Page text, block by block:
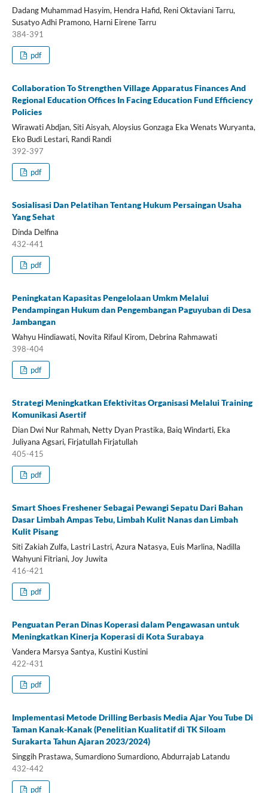
Dadang Muhammad Hasyim, Hendra Hafid, Reni Oktaviani Tarru,
Susatyo Adhi Pramono, Harni Eirene Tarru
384-391
pdf
Collaboration To Strengthen Village Apparatus Finances And
Regional Education Offices In Facing Education Fund Efficiency
Policies
Wirawati Abdjan, Siti Aisyah, Aloysius Gonzaga Eka Wenats Wuryanta,
Eko Budi Lestari, Randi Randi
392-397
pdf
Sosialisasi Dan Pelatihan Tentang Hukum Persaingan Usaha
Yang Sehat
Dinda Delfina
432-441
pdf
Peningkatan Kapasitas Pengelolaan Umkm Melalui
Pendampingan Hukum dan Pengembangan Paguyuban di Desa
Jambangan
Wahyu Hindiawati, Novita Rifaul Kirom, Debrina Rahmawati
398-404
pdf
Strategi Meningkatkan Efektivitas Organisasi Melalui Training
Komunikasi Asertif
Dian Dwi Nur Rahmah, Netty Dyan Prastika, Baiq Windarti, Eka
Juliyana Agsari, Firjatullah Firjatullah
405-415
pdf
Smart Shoes Freshener Sebagai Pewangi Sepatu Dari Bahan
Dasar Limbah Ampas Tebu, Limbah Kulit Nanas dan Limbah
Kulit Pisang
Siti Zakiah Zulfa, Lastri Lastri, Azura Natasya, Euis Marlina, Nadilla
Wahyuni Fitriani, Joy Juwita
416-421
pdf
Penguatan Peran Dinas Koperasi dalam Pengawasan untuk
Meningkatkan Kinerja Koperasi di Kota Surabaya
Vandera Marsya Santya, Kustini Kustini
422-431
pdf
Implementasi Metode Drilling Berbasis Media Ajar You Tube Di
Taman Kanak-Kanak (Penelitian Kualitatif di TK Siloam
Surakarta Tahun Ajaran 2023/2024)
Singgih Prastawa, Sumardiono Sumardiono, Abdurrajab Latandu
432-442
pdf